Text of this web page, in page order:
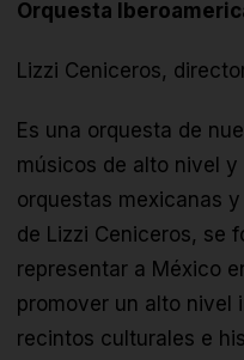
Orquesta
Lizzi Ceniceros,
Es una orquesta de
músicos de alto nivel
orquestas mexicanas
de Lizzi Ceniceros, se
representar a México
promover un alto nivel
recintos culturales e